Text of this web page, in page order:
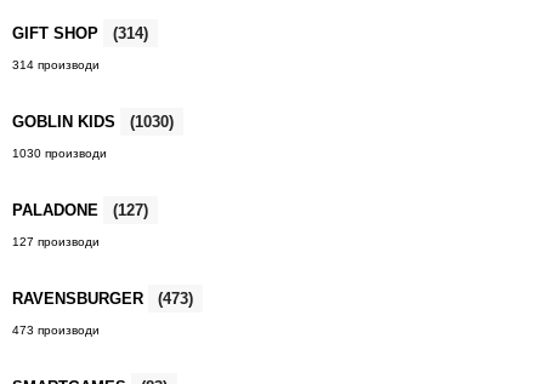
GIFT SHOP (314)
314 производи
GOBLIN KIDS (1030)
1030 производи
PALADONE (127)
127 производи
RAVENSBURGER (473)
473 производи